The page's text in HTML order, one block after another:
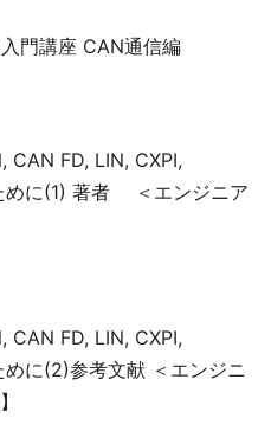
門講座 CAN通信編
CAN FD, LIN, CXPI,
めに(1) 著者 ＜エンジニア
CAN FD, LIN, CXPI,
に(2)参考文献 ＜エンジニ